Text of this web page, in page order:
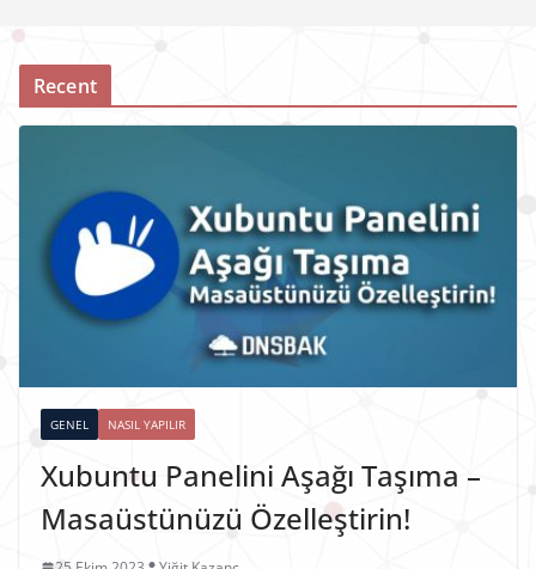
Recent
GENEL NASIL YAPILIR
Xubuntu Panelini Aşağı Taşıma –
Masaüstünüzü Özelleştirin!